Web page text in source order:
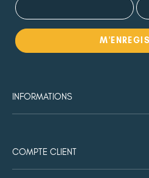
INFORMATIONS
COMPTE CLIENT